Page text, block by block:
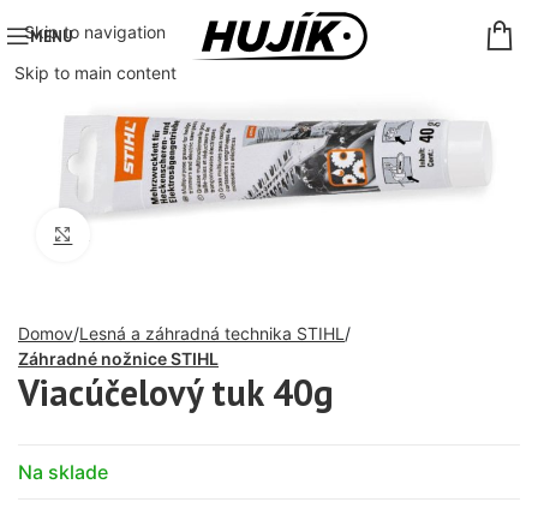
Skip to navigation
Skip to main content
MENU
Domov Lesná a záhradná technika STIHL
Záhradné nožnice STIHL
Viacúčelový tuk 40g
Na sklade